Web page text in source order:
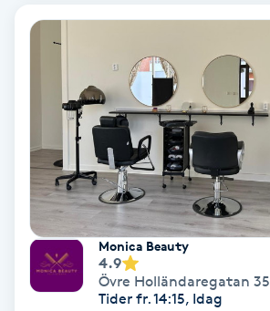
Hårborttagning
Hårbottenbehandling
Hårförlängning
Hårvård
Hälsa
Monica Beauty
4.9
Övre Holländaregatan 35
Tider fr. 14:15, Idag